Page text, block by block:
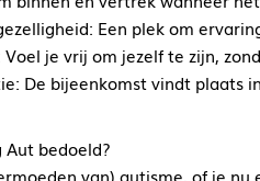
Een plek om
Voel je vrij om jezelf te zijn,
De bijeenkomst vindt plaats
Aut bedoeld?
van) autisme, of je